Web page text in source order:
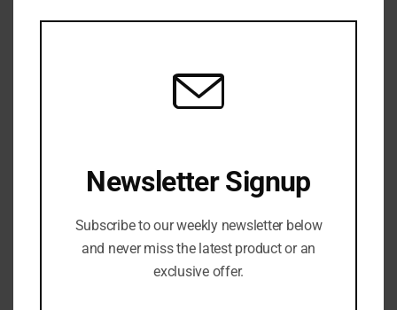
for the next time I comment.
Newsletter Signup
Subscribe to our weekly newsletter below
and never miss the latest product or an
exclusive offer.